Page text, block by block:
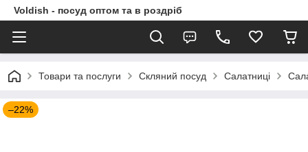
Voldish - посуд оптом та в роздріб
Товари та послуги Скляний посуд Салатниці
–22%